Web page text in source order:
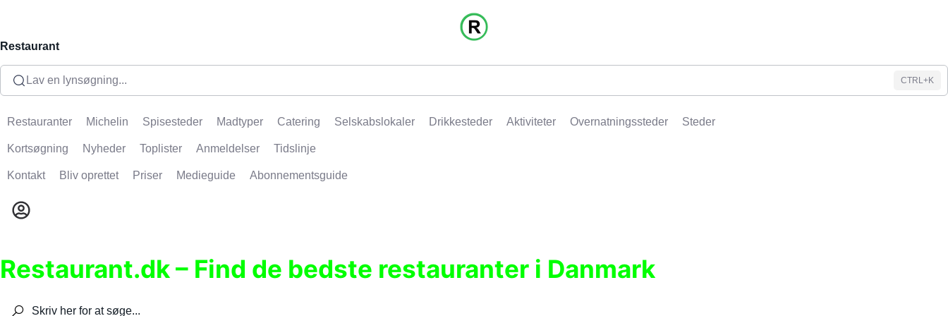
Restaurant
Lav en lynsøgning... CTRL+K
Restauranter Michelin Spisesteder Madtyper Catering Selskabslokaler Drikkesteder Aktiviteter Overnatningssteder Steder
Kortsøgning Nyheder Toplister Anmeldelser Tidslinje
Kontakt Bliv oprettet Priser Medieguide Abonnementsguide
Restaurant.dk – Find de bedste restauranter i Danmark